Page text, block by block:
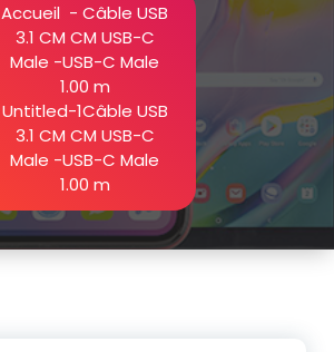
Accueil - Câble USB
3.1 CM CM USB-C
Male -USB-C Male
1.00 m
Untitled-1Câble USB
3.1 CM CM USB-C
Male -USB-C Male
1.00 m